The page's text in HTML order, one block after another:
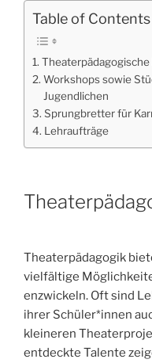
Table of Contents
Workshops sowie
Jugendlichen
Sprungbretter für
Lehraufträge
Theaterpädagogik
vielfältige
enzwickeln. Oft sind
ihrer Schüler*innen
kleineren
entdeckte Talente